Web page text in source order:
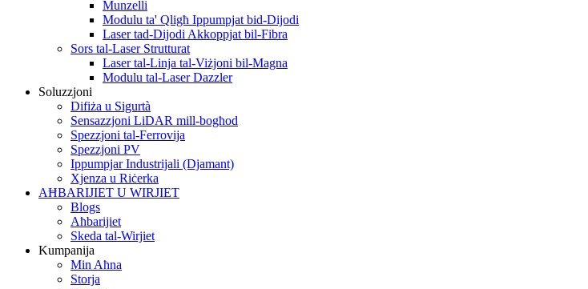
Munzelli
Modulu ta' Qligħ Ippumpjat bid-Dijodi
Laser tad-Dijodi Akkoppjat bil-Fibra
Sors tal-Laser Strutturat
Laser tal-Linja tal-Viżjoni bil-Magna
Modulu tal-Laser Dazzler
Soluzzjoni
Difiża u Sigurtà
Sensazzjoni LiDAR mill-bogħod
Spezzjoni tal-Ferrovija
Spezzjoni PV
Ippumpjar Industrijali (Djamant)
Xjenza u Riċerka
AĦBARIJIET U WIRJIET
Blogs
Aħbarijiet
Skeda tal-Wirjiet
Kumpanija
Min Aħna
Storja